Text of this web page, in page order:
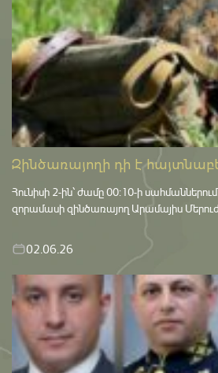
Զինծառայողի դի է
Հունիսի 2-ին՝ ժամը 00:10-ի
զորամասի զինծառայող Արամայիս
02.06.26